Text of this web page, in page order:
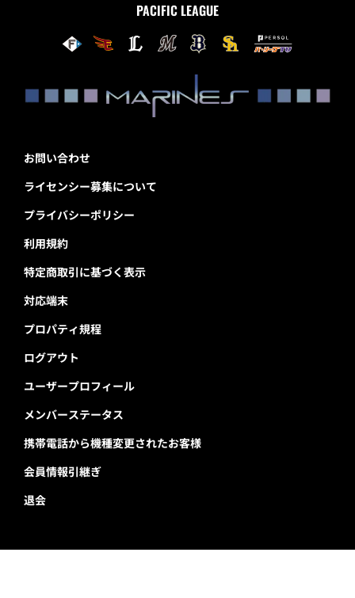
PACIFIC LEAGUE
お問い合わせ
ライセンシー募集について
プライバシーポリシー
利用規約
特定商取引に基づく表示
対応端末
プロパティ規程
ログアウト
ユーザープロフィール
メンバーステータス
携帯電話から機種変更されたお客様
会員情報引継ぎ
退会